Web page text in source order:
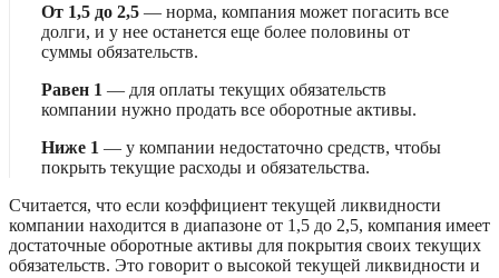
От 1,5 до 2,5 — норма, компания может погасить все
долги, и у нее останется еще более половины от
суммы обязательств.
Равен 1 — для оплаты текущих обязательств
компании нужно продать все оборотные активы.
Ниже 1 — у компании недостаточно средств, чтобы
покрыть текущие расходы и обязательства.
Считается, что если коэффициент текущей ликвидности
компании находится в диапазоне от 1,5 до 2,5, компания имеет
достаточные оборотные активы для покрытия своих текущих
обязательств. Это говорит о высокой текущей ликвидности и